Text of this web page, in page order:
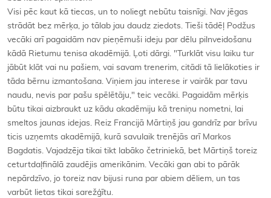
Visi pēc kaut kā tiecas, un to noliegt nebūtu taisnīgi. Nav jēgas
strādāt bez mērķa, jo tālab jau daudz ziedots. Tieši tādēļ Podžus
vecāki arī pagaidām nav pieņēmuši ideju par dēlu pilnveidošanu
kādā Rietumu tenisa akadēmijā. Ļoti dārgi. "Turklāt visu laiku tur
jābūt klāt vai nu pašiem, vai savam trenerim, citādi tā lielākoties ir
tāda bērnu izmantošana. Viņiem jau interese ir vairāk par tavu
naudu, nevis par pašu spēlētāju," teic vecāki. Pagaidām mērķis
būtu tikai aizbraukt uz kādu akadēmiju kā treniņu nometni, lai
smeltos jaunas idejas. Reiz Francijā Mārtiņš jau gandrīz par brīvu
ticis uzņemts akadēmijā, kurā savulaik trenējās arī Markos
Bagdatis. Vajadzēja tikai tikt labāko četriniekā, bet Mārtiņš toreiz
ceturtdaļfinālā zaudējis amerikānim. Vecāki gan abi to pārāk
nepārdzīvo, jo toreiz nav bijusi runa par abiem dēliem, un tas
varbūt lietas tikai sarežģītu.